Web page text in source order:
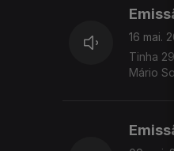
16 mai.
Tinha
Mário